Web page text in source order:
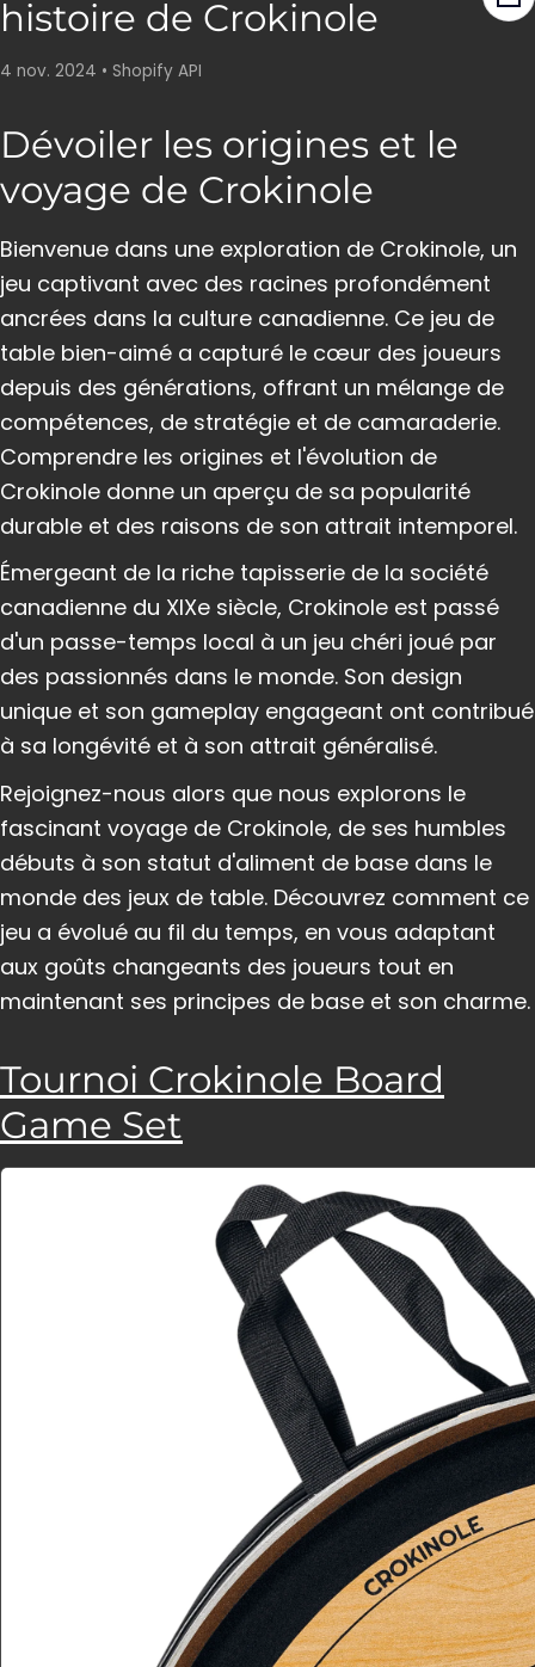
histoire de Crokinole
4 nov. 2024 • Shopify API
Dévoiler les origines et le
voyage de Crokinole
Bienvenue dans une exploration de Crokinole, un
jeu captivant avec des racines profondément
ancrées dans la culture canadienne. Ce jeu de
table bien-aimé a capturé le cœur des joueurs
depuis des générations, offrant un mélange de
compétences, de stratégie et de camaraderie.
Comprendre les origines et l'évolution de
Crokinole donne un aperçu de sa popularité
durable et des raisons de son attrait intemporel.
Émergeant de la riche tapisserie de la société
canadienne du XIXe siècle, Crokinole est passé
d'un passe-temps local à un jeu chéri joué par
des passionnés dans le monde. Son design
unique et son gameplay engageant ont contribué
à sa longévité et à son attrait généralisé.
Rejoignez-nous alors que nous explorons le
fascinant voyage de Crokinole, de ses humbles
débuts à son statut d'aliment de base dans le
monde des jeux de table. Découvrez comment ce
jeu a évolué au fil du temps, en vous adaptant
aux goûts changeants des joueurs tout en
maintenant ses principes de base et son charme.
Tournoi Crokinole Board
Game Set